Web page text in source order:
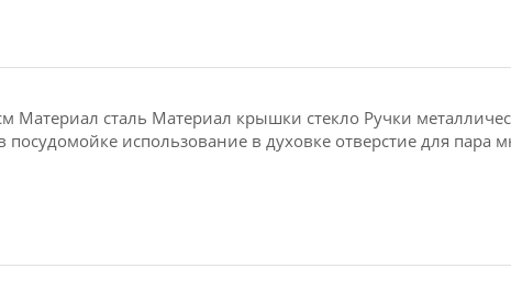
Материал сталь Материал крышки стекло Ручки
использование в духовке отверстие для пара